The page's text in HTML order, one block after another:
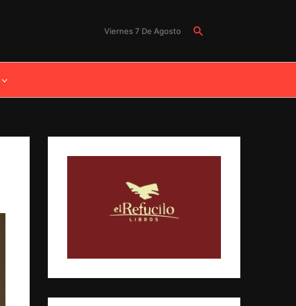
Viernes 7 De Agosto Buscar